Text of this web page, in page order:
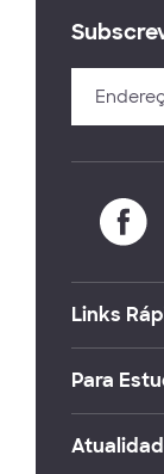
Links
Para